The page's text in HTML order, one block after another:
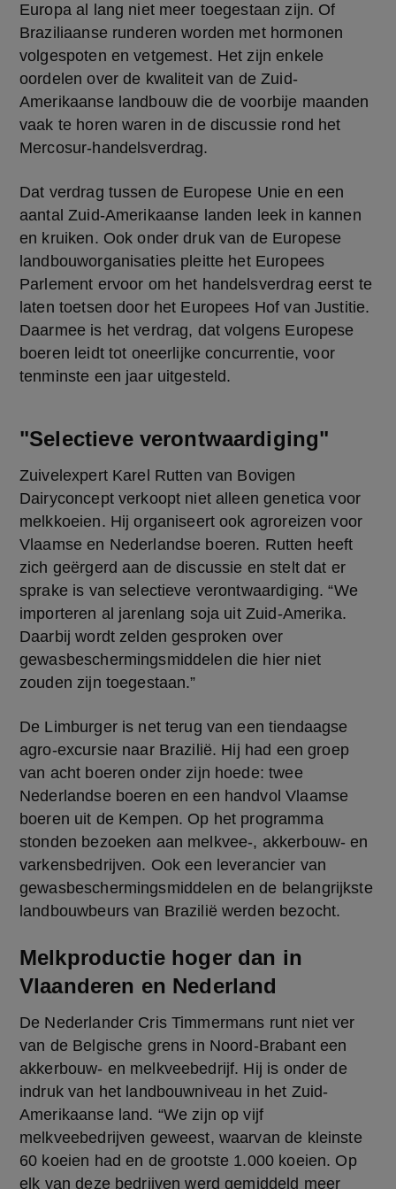
Europa al lang niet meer toegestaan zijn. Of
Braziliaanse runderen worden met hormonen
volgespoten en vetgemest. Het zijn enkele
oordelen over de kwaliteit van de Zuid-
Amerikaanse landbouw die de voorbije maanden
vaak te horen waren in de discussie rond het
Mercosur-handelsverdrag.
Dat verdrag tussen de Europese Unie en een
aantal Zuid-Amerikaanse landen leek in kannen
en kruiken. Ook onder druk van de Europese
landbouworganisaties pleitte het Europees
Parlement ervoor om het handelsverdrag eerst te
laten toetsen door het Europees Hof van Justitie.
Daarmee is het verdrag, dat volgens Europese
boeren leidt tot oneerlijke concurrentie, voor
tenminste een jaar uitgesteld.
"Selectieve verontwaardiging"
Zuivelexpert Karel Rutten van Bovigen
Dairyconcept verkoopt niet alleen genetica voor
melkkoeien. Hij organiseert ook agroreizen voor
Vlaamse en Nederlandse boeren. Rutten heeft
zich geërgerd aan de discussie en stelt dat er
sprake is van selectieve verontwaardiging. “We
importeren al jarenlang soja uit Zuid-Amerika.
Daarbij wordt zelden gesproken over
gewasbeschermingsmiddelen die hier niet
zouden zijn toegestaan.”
De Limburger is net terug van een tiendaagse
agro-excursie naar Brazilië. Hij had een groep
van acht boeren onder zijn hoede: twee
Nederlandse boeren en een handvol Vlaamse
boeren uit de Kempen. Op het programma
stonden bezoeken aan melkvee-, akkerbouw- en
varkensbedrijven. Ook een leverancier van
gewasbeschermingsmiddelen en de belangrijkste
landbouwbeurs van Brazilië werden bezocht.
Melkproductie hoger dan in
Vlaanderen en Nederland
De Nederlander Cris Timmermans runt niet ver
van de Belgische grens in Noord-Brabant een
akkerbouw- en melkveebedrijf. Hij is onder de
indruk van het landbouwniveau in het Zuid-
Amerikaanse land. “We zijn op vijf
melkveebedrijven geweest, waarvan de kleinste
60 koeien had en de grootste 1.000 koeien. Op
elk van deze bedrijven werd gemiddeld meer